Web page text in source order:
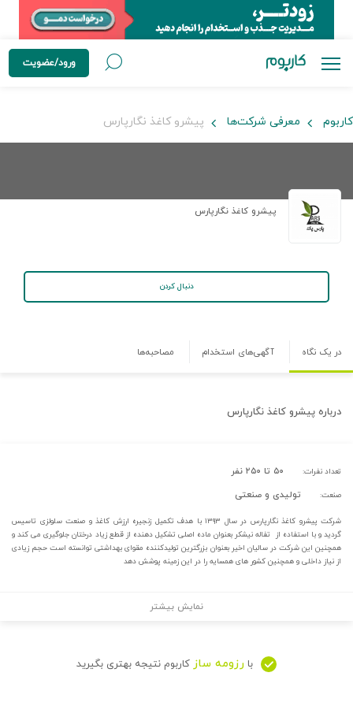
ورود/عضویت
کاربوم معرفی شرکت‌ها پیشرو کاغذ نگارپارس
پیشرو کاغذ نگارپارس
دنبال کردن
در یک نگاه آگهی‌های استخدام مصاحبه‌ها
درباره پیشرو کاغذ نگارپارس
تعداد نفرات: ۵۰ تا ۲۵۰ نفر
صنعت: تولیدی و صنعتی
شرکت پیشرو کاغذ نگارپارس در سال ۱۳۹۳ با هدف تکمیل زنجیره ارزش کاغذ و صنعت سلولزی تاسیس
گردید و با استفاده از تفاله نیشکر بعنوان ماده اصلی تشکیل دهنده از قطع زیاد درختان جلوگیری می کند و
همچنین این شرکت در سالیان اخیر بعنوان بزرگترین تولیدکننده مقوای بهداشتی توانسته است حجم زیادی
از نیاز داخلی و همچنین کشور های همسایه را در این زمینه پوشش دهد
نمایش بیشتر
با رزومه ساز کاربوم نتیجه بهتری بگیرید